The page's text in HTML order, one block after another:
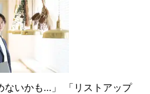
ないかも…」 「リストアップ